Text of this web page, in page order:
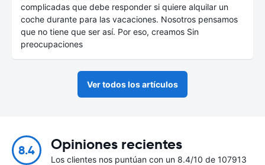
complicadas que debe responder si quiere alquilar un
coche durante para las vacaciones. Nosotros pensamos
que no tiene que ser así. Por eso, creamos Sin
preocupaciones
Ver todos los artículos
8.4 Opiniones recientes
Los clientes nos puntúan con un 8.4/10 de 107913